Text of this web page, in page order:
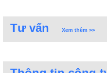
Tư vấn Xem thêm >>